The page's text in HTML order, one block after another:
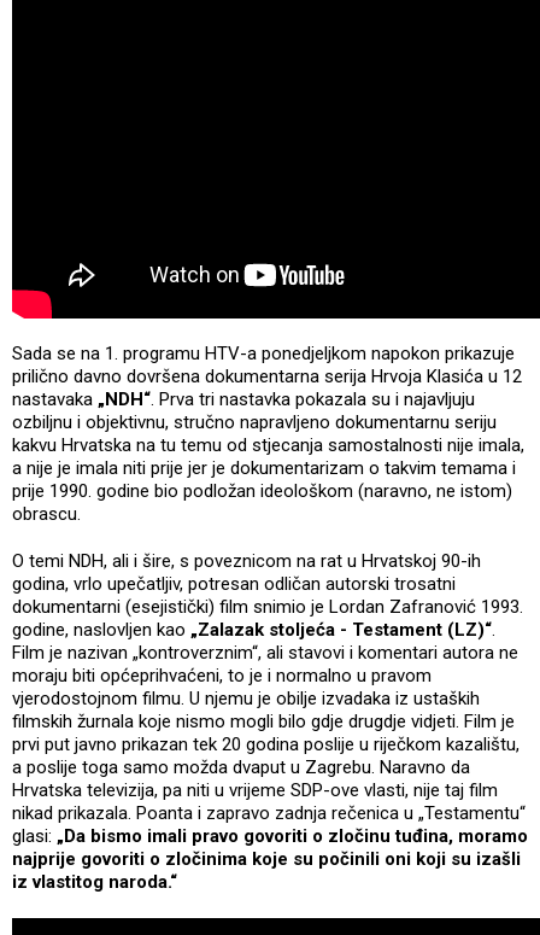
Sada se na 1. programu HTV-a ponedjeljkom napokon prikazuje
prilično davno dovršena dokumentarna serija Hrvoja Klasića u 12
nastavaka „NDH“. Prva tri nastavka pokazala su i najavljuju
ozbiljnu i objektivnu, stručno napravljeno dokumentarnu seriju
kakvu Hrvatska na tu temu od stjecanja samostalnosti nije imala,
a nije je imala niti prije jer je dokumentarizam o takvim temama i
prije 1990. godine bio podložan ideološkom (naravno, ne istom)
obrascu.
O temi NDH, ali i šire, s poveznicom na rat u Hrvatskoj 90-ih
godina, vrlo upečatljiv, potresan odličan autorski trosatni
dokumentarni (esejistički) film snimio je Lordan Zafranović 1993.
godine, naslovljen kao „Zalazak stoljeća - Testament (LZ)“.
Film je nazivan „kontroverznim“, ali stavovi i komentari autora ne
moraju biti općeprihvaćeni, to je i normalno u pravom
vjerodostojnom filmu. U njemu je obilje izvadaka iz ustaških
filmskih žurnala koje nismo mogli bilo gdje drugdje vidjeti. Film je
prvi put javno prikazan tek 20 godina poslije u riječkom kazalištu,
a poslije toga samo možda dvaput u Zagrebu. Naravno da
Hrvatska televizija, pa niti u vrijeme SDP-ove vlasti, nije taj film
nikad prikazala. Poanta i zapravo zadnja rečenica u „Testamentu“
glasi: „Da bismo imali pravo govoriti o zločinu tuđina, moramo
najprije govoriti o zločinima koje su počinili oni koji su izašli
iz vlastitog naroda.“